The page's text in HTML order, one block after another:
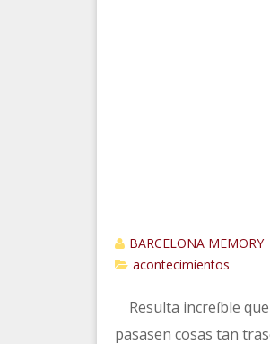
BARCELONA MEMORY
acontecimientos
Resulta increíble
pasasen cosas tan